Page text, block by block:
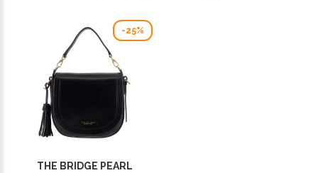
-25%
THE BRIDGE PEARL